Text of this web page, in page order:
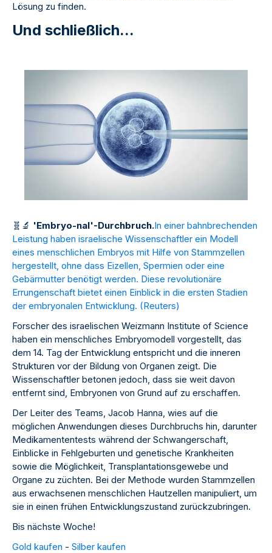
Lösung zu finden.
Und schließlich...
🧬 🔬 'Embryo-nal'-Durchbruch.In einer bahnbrechenden
Leistung haben israelische Wissenschaftler ein Modell
eines menschlichen Embryos mit Hilfe von Stammzellen
hergestellt, ohne dass Eizellen, Spermien oder eine
Gebärmutter benötigt werden. Diese revolutionäre
Errungenschaft bietet einen Einblick in die ersten Stadien
der embryonalen Entwicklung. (Reuters)
Forscher des israelischen Weizmann Institute of Science
haben ein menschliches Embryomodell vorgestellt, das
dem 14. Tag der Entwicklung entspricht und die inneren
Strukturen vor der Bildung von Organen zeigt. Die
Wissenschaftler betonen jedoch, dass sie weit davon
entfernt sind, Embryonen von Grund auf zu erschaffen.
Der Leiter des Teams, Jacob Hanna, wies auf die
möglichen Anwendungen dieses Durchbruchs hin, darunter
Medikamententests während der Schwangerschaft,
Einblicke in Fehlgeburten und genetische Krankheiten
sowie die Möglichkeit, Transplantationsgewebe und
Organe zu züchten. Bei der Methode wurden Stammzellen
aus erwachsenen menschlichen Hautzellen manipuliert, um
sie in einen frühen Entwicklungszustand zurückzubringen.
Bis nächste Woche!
Gold kaufen - Silber kaufen